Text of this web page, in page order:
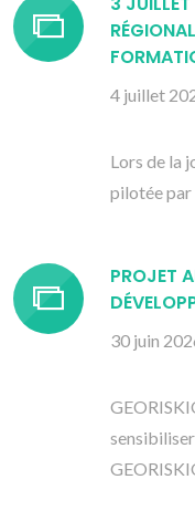
4 juillet
Lors de la
pilotée par
PROJET
30 juin